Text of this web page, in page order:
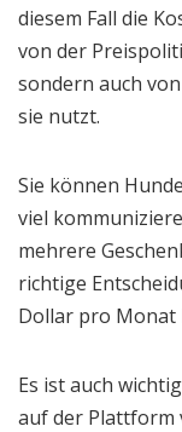
diesem Fall die
von der
sondern auch
sie nutzt.
Sie können
viel
mehrere
richtige
Dollar pro Monat
Es ist auch
auf der Plattform